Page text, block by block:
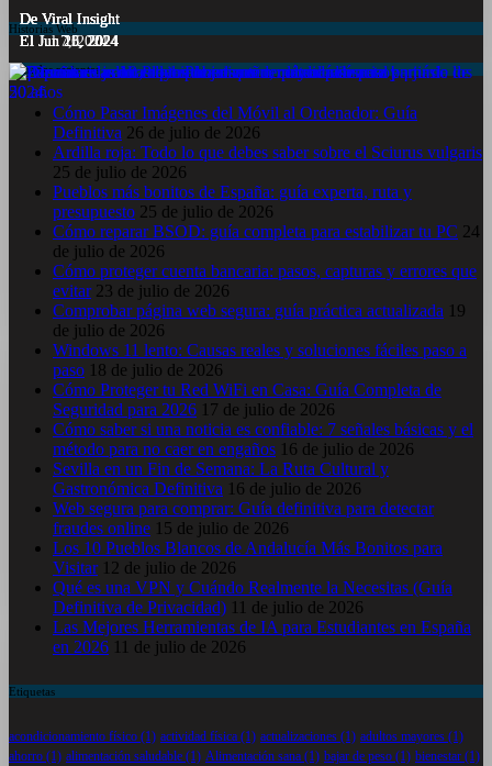
Historias Web
De Viral Insight
El Jul 7, 2024
De Viral Insight
El Jun 23, 2024
De Viral Insight
El Jun 20, 2024
De Viral Insight
El Jun 15, 2024
De Viral Insight
El Jun 11, 2024
Entradas recientes
Cómo Pasar Imágenes del Móvil al Ordenador: Guía
Definitiva 26 de julio de 2026
Ardilla roja: Todo lo que debes saber sobre el Sciurus vulgaris
25 de julio de 2026
Pueblos más bonitos de España: guía experta, ruta y
presupuesto 25 de julio de 2026
Cómo reparar BSOD: guía completa para estabilizar tu PC 24
de julio de 2026
Cómo proteger cuenta bancaria: pasos, capturas y errores que
evitar 23 de julio de 2026
Comprobar página web segura: guía práctica actualizada 19
de julio de 2026
Windows 11 lento: Causas reales y soluciones fáciles paso a
paso 18 de julio de 2026
Cómo Proteger tu Red WiFi en Casa: Guía Completa de
Seguridad para 2026 17 de julio de 2026
Cómo saber si una noticia es confiable: 7 señales básicas y el
método para no caer en engaños 16 de julio de 2026
Sevilla en un Fin de Semana: La Ruta Cultural y
Gastronómica Definitiva 16 de julio de 2026
Web segura para comprar: Guía definitiva para detectar
fraudes online 15 de julio de 2026
Los 10 Pueblos Blancos de Andalucía Más Bonitos para
Visitar 12 de julio de 2026
Qué es una VPN y Cuándo Realmente la Necesitas (Guía
Definitiva de Privacidad) 11 de julio de 2026
Las Mejores Herramientas de IA para Estudiantes en España
en 2026 11 de julio de 2026
Etiquetas
acondicionamiento físico (1) actividad física (1) actualizaciones (1) adultos mayores (1)
ahorro (1) alimentación saludable (1) Alimentación sana (1) bajar de peso (1) bienestar (1)